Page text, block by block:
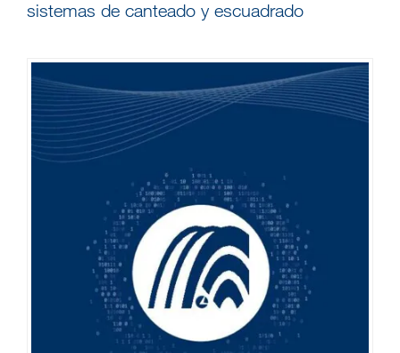
sistemas de canteado y escuadrado